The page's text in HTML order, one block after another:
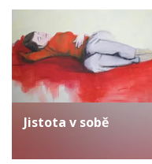
Jistota v sobě